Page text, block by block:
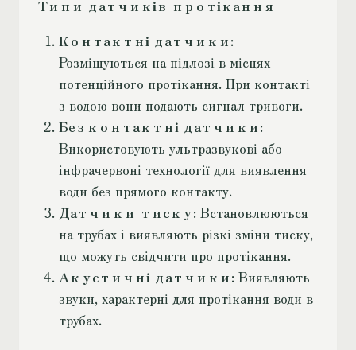
Типи датчиків протікання
Контактні датчики:
Розміщуються на підлозі в місцях
потенційного протікання. При контакті
з водою вони подають сигнал тривоги.
Безконтактні датчики:
Використовують ультразвукові або
інфрачервоні технології для виявлення
води без прямого контакту.
Датчики тиску: Встановлюються
на трубах і виявляють різкі зміни тиску,
що можуть свідчити про протікання.
Акустичні датчики: Виявляють
звуки, характерні для протікання води в
трубах.